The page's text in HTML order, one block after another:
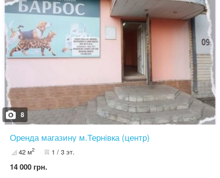
8
Оренда магазину м.Тернівка (центр)
42 м2 1 / 3 эт.
14 000 грн.